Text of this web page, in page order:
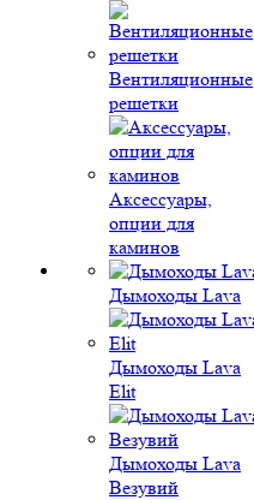
Вентиляционные
решетки
Аксессуары,
опции для
каминов
Дымоходы Lava
Дымоходы Lava
Elit
Дымоходы Lava
Везувий